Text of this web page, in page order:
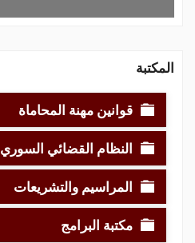
المكتبة
قوانين مهنة المحاماة
النظام القضائي السوري
المراسيم والتشريعات
مكتبة البرامج